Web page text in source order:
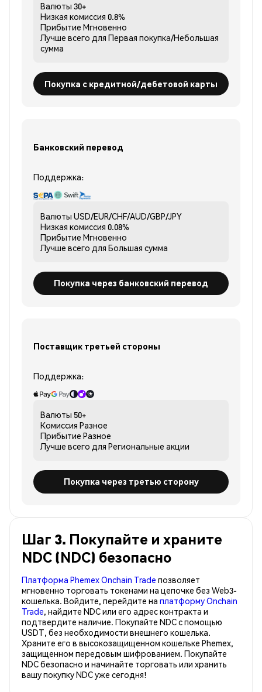
Валюты 30+
Низкая комиссия 0.8%
Прибытие Мгновенно
Лучше всего для Первая покупка/Небольшая
сумма
Покупка с кредитной/дебетовой карты
Банковский перевод
Поддержка:
Валюты USD/EUR/CHF/AUD/GBP/JPY
Низкая комиссия 0.08%
Прибытие Мгновенно
Лучше всего для Большая сумма
Покупка через банковский перевод
Поставщик третьей стороны
Поддержка:
Валюты 50+
Комиссия Разное
Прибытие Разное
Лучше всего для Региональные акции
Покупка через третью сторону
Шаг 3. Покупайте и храните
NDC (NDC) безопасно
Платформа Phemex Onchain Trade позволяет
мгновенно торговать токенами на цепочке без Web3-
кошелька. Войдите, перейдите на платформу Onchain
Trade, найдите NDC или его адрес контракта и
подтвердите наличие. Покупайте NDC с помощью
USDT, без необходимости внешнего кошелька.
Храните его в высокозащищенном кошельке Phemex,
защищенном передовым шифрованием. Покупайте
NDC безопасно и начинайте торговать или хранить
вашу покупку NDC уже сегодня!